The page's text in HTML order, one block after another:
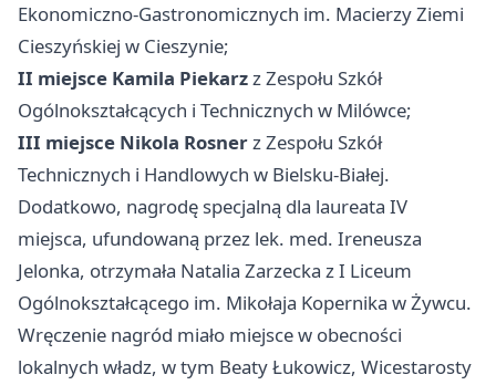
Ekonomiczno-Gastronomicznych im. Macierzy Ziemi
Cieszyńskiej w Cieszynie;
II miejsce Kamila Piekarzz Zespołu Szkół
Ogólnokształcących i Technicznych w Milówce;
III miejsce Nikola Rosnerz Zespołu Szkół
Technicznych i Handlowych w Bielsku-Białej.
Dodatkowo, nagrodę specjalną dla laureata IV
miejsca, ufundowaną przez lek. med. Ireneusza
Jelonka, otrzymała Natalia Zarzecka z I Liceum
Ogólnokształcącego im. Mikołaja Kopernika w Żywcu.
Wręczenie nagród miało miejsce w obecności
lokalnych władz, w tym Beaty Łukowicz, Wicestarosty